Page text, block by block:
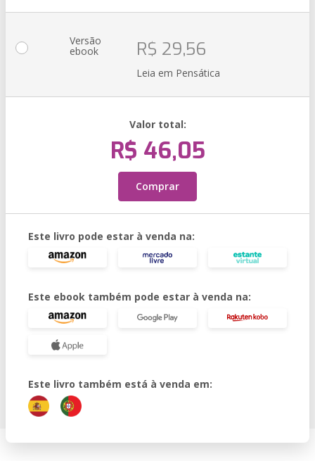
Versão
ebook R$ 29,56
Leia em Pensática
Valor total:
R$ 46,05
Comprar
Este livro pode estar à venda na:
Este ebook também pode estar à venda na:
Este livro também está à venda em: